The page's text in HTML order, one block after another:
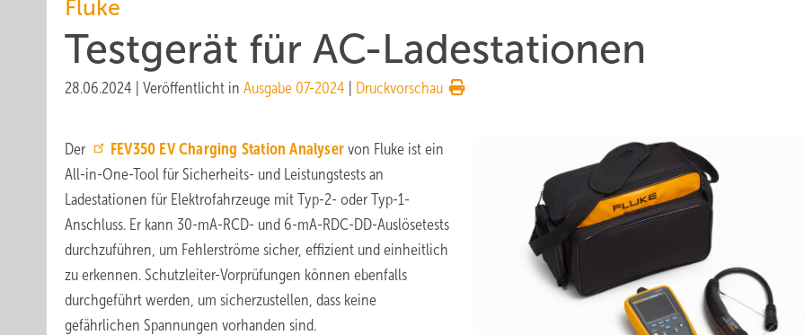
Fluke
Testgerät für AC-Ladestationen
28.06.2024 Veröffentlicht in Ausgabe 07-2024 Druckvorschau
Der FEV350 EV Charging Station Analyser von Fluke ist ein
All-in-One-Tool für Sicherheits- und Leistungstests an
Ladestationen für Elektrofahrzeuge mit Typ-2- oder Typ-1-
Anschluss. Er kann 30-mA-RCD- und 6-mA-RDC-DD-Auslösetests
durchzuführen, um Fehlerströme sicher, effizient und einheitlich
zu erkennen. Schutzleiter-Vorprüfungen können ebenfalls
durchgeführt werden, um sicherzustellen, dass keine
gefährlichen Spannungen vorhanden sind.